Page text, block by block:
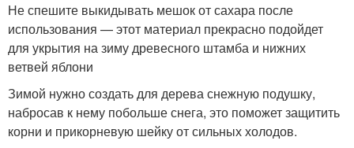
Не спешите выкидывать мешок от сахара после
использования — этот материал прекрасно подойдет
для укрытия на зиму древесного штамба и нижних
ветвей яблони
Зимой нужно создать для дерева снежную подушку,
набросав к нему побольше снега, это поможет защитить
корни и прикорневую шейку от сильных холодов.